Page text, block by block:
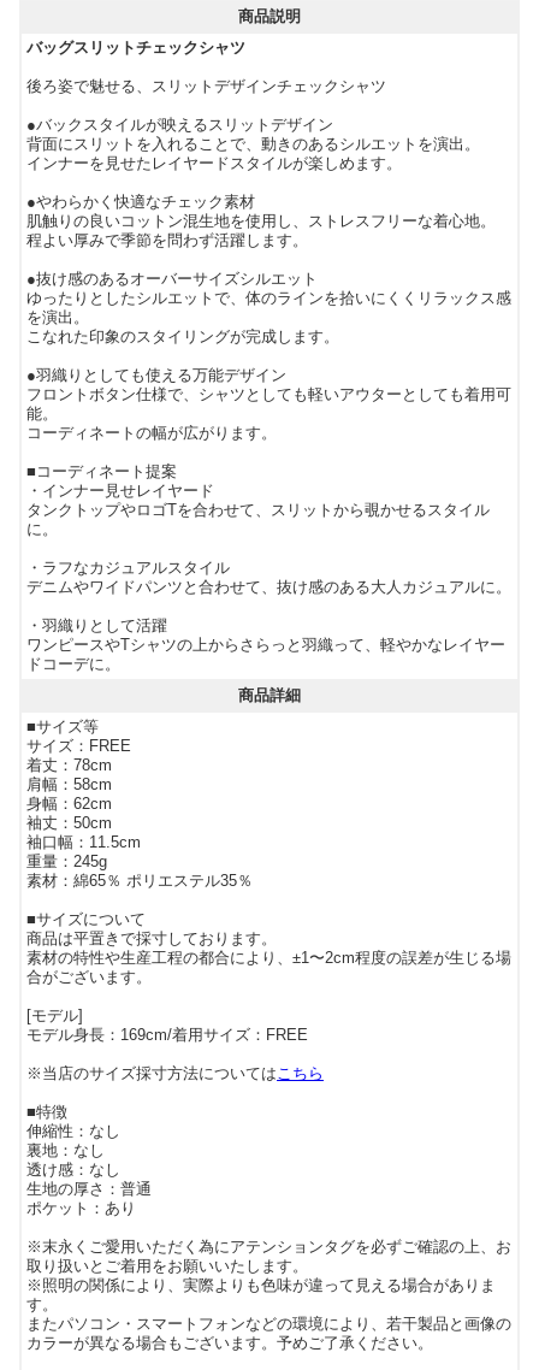
商品説明
バッグスリットチェックシャツ
後ろ姿で魅せる、スリットデザインチェックシャツ
●バックスタイルが映えるスリットデザイン
背面にスリットを入れることで、動きのあるシルエットを演出。
インナーを見せたレイヤードスタイルが楽しめます。
●やわらかく快適なチェック素材
肌触りの良いコットン混生地を使用し、ストレスフリーな着心地。
程よい厚みで季節を問わず活躍します。
●抜け感のあるオーバーサイズシルエット
ゆったりとしたシルエットで、体のラインを拾いにくくリラックス感
を演出。
こなれた印象のスタイリングが完成します。
●羽織りとしても使える万能デザイン
フロントボタン仕様で、シャツとしても軽いアウターとしても着用可
能。
コーディネートの幅が広がります。
■コーディネート提案
・インナー見せレイヤード
タンクトップやロゴTを合わせて、スリットから覗かせるスタイル
に。
・ラフなカジュアルスタイル
デニムやワイドパンツと合わせて、抜け感のある大人カジュアルに。
・羽織りとして活躍
ワンピースやTシャツの上からさらっと羽織って、軽やかなレイヤー
ドコーデに。
商品詳細
■サイズ等
サイズ：FREE
着丈：78cm
肩幅：58cm
身幅：62cm
袖丈：50cm
袖口幅：11.5cm
重量：245g
素材：綿65％ ポリエステル35％
■サイズについて
商品は平置きで採寸しております。
素材の特性や生産工程の都合により、±1〜2cm程度の誤差が生じる場
合がございます。
[モデル]
モデル身長：169cm/着用サイズ：FREE
※当店のサイズ採寸方法については こちら
■特徴
伸縮性：なし
裏地：なし
透け感：なし
生地の厚さ：普通
ポケット：あり
※末永くご愛用いただく為にアテンションタグを必ずご確認の上、お
取り扱いとご着用をお願いいたします。
※照明の関係により、実際よりも色味が違って見える場合がありま
す。
またパソコン・スマートフォンなどの環境により、若干製品と画像の
カラーが異なる場合もございます。予めご了承ください。